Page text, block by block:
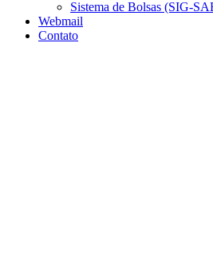
Sistema de Bolsas (SIG-
Webmail
Contato